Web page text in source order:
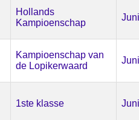
Hollands
Kampioenschap
Kampioenschap van
de Lopikerwaard
1ste klasse